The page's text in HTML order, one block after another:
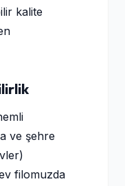
kalite
ve şehre
filomuzda